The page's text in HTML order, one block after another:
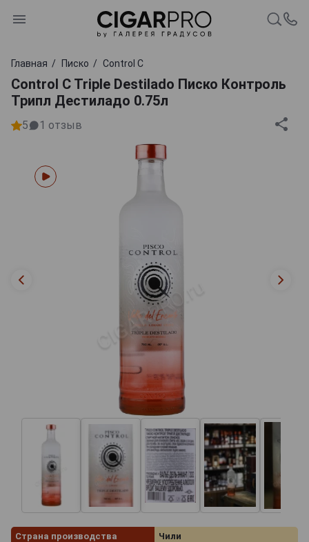
Главная Писко Control C
Control C Triple Destilado Писко Контроль
Трипл Дестиладо 0.75л
5 1 отзыв
Страна производства
Чили